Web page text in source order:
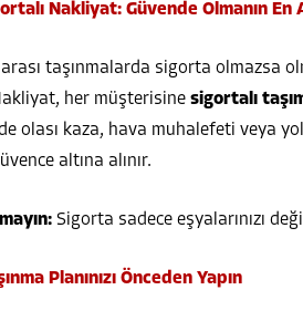
Nakliyat: Güvende Olmanın En
taşınmalarda sigorta olmazsa
her müşterisine sigortalı
olası kaza, hava muhalefeti veya
altına alınır.
Sigorta sadece eşyalarınızı
Planınızı Önceden Yapın